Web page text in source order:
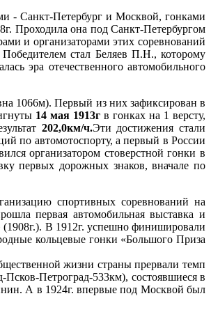
- Санкт-Петербург и Москвой, гонками
Проходила она под Санкт-Петербургом
и организаторами этих соревнований
стал Беляев П.Н., которому
эра отечественного автомобильного
1066м). Первый из них зафиксирован в
14 мая 1913г в гонках на 1 версту,
202,0км/ч.Эти достижения стали
по автомотоспорту, а первый в России
организатором стоверстной гонки в
первых дорожных знаков, вначале по
спортивных соревнований на
первая автомобильная выставка и
В 1912г. успешно финишировали
кольцевые гонки «Большого Приза
жизни страны прервали темп
Петроград-533км), состоявшиеся в
А в 1924г. впервые под Москвой был